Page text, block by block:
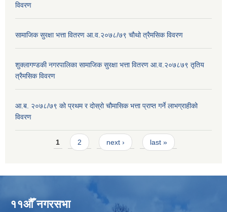
विवरण
सामाजिक सुरक्षा भत्ता वितरण आ.व.२०७८/७९ चौथो त्रैमसिक विवरण
शुक्लागण्डकी नगरपालिका सामाजिक सुरक्षा भत्ता वितरण आ.व.२०७८७९ तृतिय
त्रैमसिक विवरण
आ.ब. २०७८/७९ को प्रथम र दोस्रो चौमासिक भत्ता प्राप्त गर्ने लाभग्राहीको
विवरण
Pages1 2 next › last »
११औँ नगरसभा